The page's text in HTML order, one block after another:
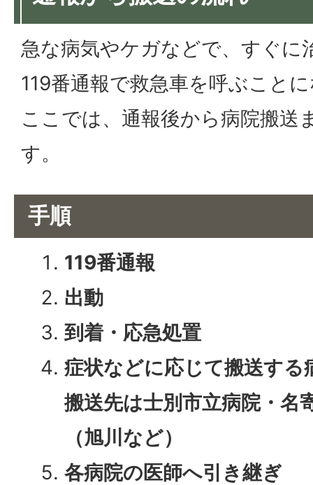
急な病気やケガなどで、すぐに
119番通報で救急車を呼ぶこと
ここでは、通報後から病院搬送
す。
手順
119番通報
出動
到着・応急処置
症状などに応じて搬送する
搬送先は士別市立病院・名
（旭川など）
各病院の医師へ引き継ぎ